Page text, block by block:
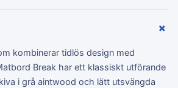
+
kombinerar tidlös design med
Break har ett klassiskt utförande
i grå aintwood och lätt utsvängda